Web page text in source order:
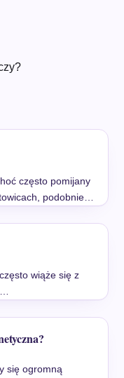
często pomijany
podobnie…
wiąże się z
się ogromną